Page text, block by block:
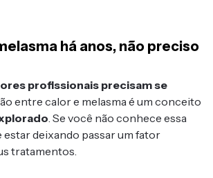
há anos, não preciso
profissionais precisam se
entre calor e melasma é um conceito
. Se você não conhece essa
estar deixando passar um fator
tratamentos.